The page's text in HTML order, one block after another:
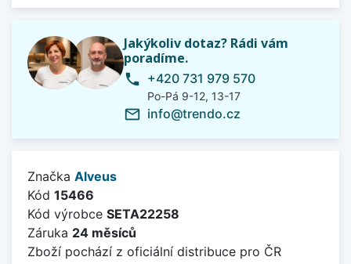
Jakýkoliv dotaz? Rádi vám
poradíme.
phone +420 731 979 570
Po-Pá 9-12, 13-17
mail_outline info@trendo.cz
Značka Alveus
Kód 15466
Kód výrobce SETA22258
Záruka 24 měsíců
Zboží pochází z oficiální distribuce pro ČR